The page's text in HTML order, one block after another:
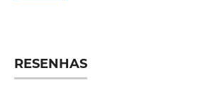
RESENHAS